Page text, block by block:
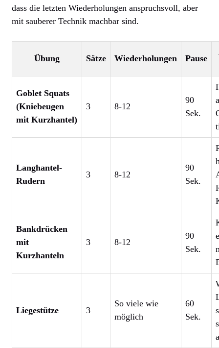
dass die letzten Wiederholungen anspruchsvoll, aber
mit sauberer Technik machbar sind.
Übung Sätze Wiederholungen Pause
Goblet Squats
(Kniebeugen
mit Kurzhantel)
3 8-12
90
Sek.
Langhantel-
Rudern
3 8-12
90
Sek.
Bankdrücken
mit
Kurzhanteln
3 8-12
90
Sek.
Liegestütze 3
So viele wie
möglich
60
Sek.